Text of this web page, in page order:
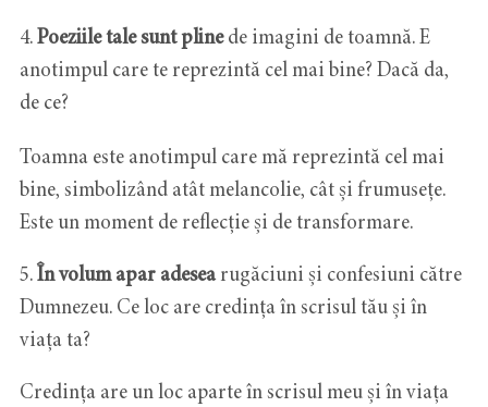
4.Poeziile talesunt plinede imagini de toamnă. E
anotimpul care te reprezintă cel mai bine? Dacă da,
de ce?
Toamna este anotimpul care mă reprezintă cel mai
bine, simbolizând atât melancolie, cât și frumusețe.
Este un moment de reflecție și de transformare.
5.În volum apar adesearugăciuni și confesiuni către
Dumnezeu. Ce loc are credința în scrisul tău și în
viața ta?
Credința are un loc aparte în scrisul meu și în viața